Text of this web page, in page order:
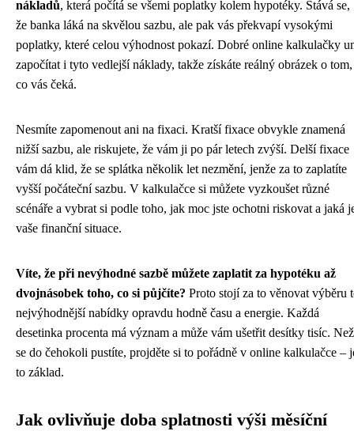
nákladů, která počítá se všemi poplatky kolem hypotéky. Stává se,
že banka láká na skvělou sazbu, ale pak vás překvapí vysokými
poplatky, které celou výhodnost pokazí. Dobré online kalkulačky
započítat i tyto vedlejší náklady, takže získáte reálný obrázek o tom,
co vás čeká.
Nesmíte zapomenout ani na fixaci. Kratší fixace obvykle znamená
nižší sazbu, ale riskujete, že vám ji po pár letech zvýší. Delší fixace
vám dá klid, že se splátka několik let nezmění, jenže za to zaplatíte
vyšší počáteční sazbu. V kalkulačce si můžete vyzkoušet různé
scénáře a vybrat si podle toho, jak moc jste ochotni riskovat a jaká
vaše finanční situace.
Víte, že při nevýhodné sazbě můžete zaplatit za hypotéku až
dvojnásobek toho, co si půjčíte? Proto stojí za to věnovat výběru
nejvýhodnější nabídky opravdu hodně času a energie. Každá
desetinka procenta má význam a může vám ušetřit desítky tisíc. Než
se do čehokoli pustíte, projděte si to pořádně v online kalkulačce –
to základ.
Jak ovlivňuje doba splatnosti výši měsíční